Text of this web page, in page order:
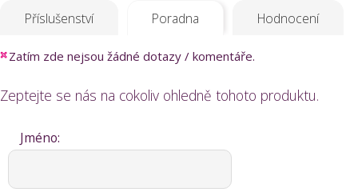
Příslušenství Poradna Hodnocení
Zatím zde nejsou žádné dotazy / komentáře.
Zeptejte se nás na cokoliv ohledně tohoto produktu.
Jméno: